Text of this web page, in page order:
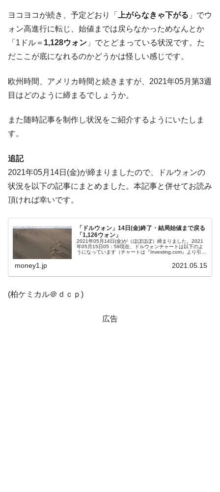
『Money1』
韓国政府『BYD』車への補助金を全廃 ⇒ 実
は韓国で『BYD』車は売れている。6カ月で対前年同期比
1.9倍！
『Money1』
在韓米国大使スティールが着韓！⇒ さっそ
ドを掲げる「在韓反米勢力」
『Money1』
韓国政府「2035年までに18.4GW規模のAIデ
『Money1』
JPモルガン「韓国レバレッジETFの清算は
ほぼ終わった」
発。
『Money1』
韓国政府「ニセＫ-ブランドを通報しようキ
ャンペーン」⇒ あの名物教授も登場！
『Money1』
韓国「橋が落ちました」⇒ 耐久性「なさす
ぎ」では。
『Money1』
韓国鉄鋼最大手『POSCO』ズブズブ沈む。
営業利益80.2％も減少
『Money1』
米国下院「韓国の公務員個人をターゲット
にぶん殴る法案」提出！⇒ クーパン問題は合衆国企業に対
『Money1』
韓国ボンクラ政策室長･金容範、株価暴落に
韓国半導体『SKハイニックス』2026年2Qの
ヨコヨコが続き、予定どおり「 上がらなきゃ下がる 」でウ
ォン高進行に転じ、始値までは戻らなかっためなんとか
「1ドル＝ 1,128ウォン 」でとどまっている状況です。た
だここが底になれるのかどうかは怪しい感じです。
欧州時間、アメリカ時間と続きますが、2021年05月第3週
目はどのように締まるでしょうか。
また随時記事を制作し状況をご紹介するようにいたしま
す。
追記
2021年05月14日(金)が締まりましたので、ドルウォンの
状況を以下の記事にまとめました。本記事と併せてお読み
頂ければ幸いです。
「ドルウォン」14日(金)終了・結局始値まで戻る
「1,126ウォン」
2021年05月14日(金)が（ほぼほぼ）締まりました。2021
年05月15日05：59現在、ドルウォンチャートは以下のよ
うになっています（チャートは『Investing.com』より引
money1.jp 2021.05.15
(柏ケミカル＠ｄｃｐ)
広告